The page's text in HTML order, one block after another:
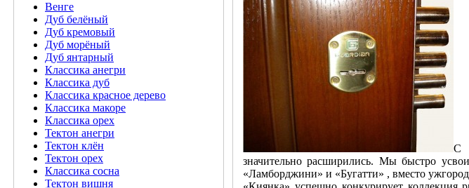
Венге
Дуб белёный
Дуб кремовый
Дуб морёный
Дуб янтарный
Классика анегри
Классика дуб
Классика красное дерево
Классика макоре
Классика орех
Тектон анегри
Тектон клён
Тектон орех
Классика сосна
Тектон вишня
С
значительно расширились. Мы быстро
«Ламборджини» и «Бугатти» , вместо